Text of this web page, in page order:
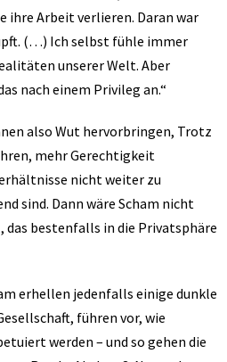
ihre Arbeit verlieren. Daran war
(…) Ich selbst fühle immer
unserer Welt. Aber
nach einem Privileg an.“
also Wut hervorbringen, Trotz
mehr Gerechtigkeit
nicht weiter zu
sind. Dann wäre Scham nicht
das bestenfalls in die Privatsphäre
erhellen jedenfalls einige dunkle
führen vor, wie
werden – und so gehen die